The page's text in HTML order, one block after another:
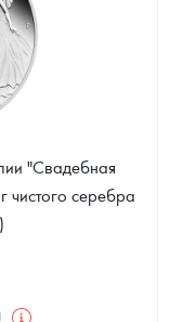
"Свадебная
чистого серебра